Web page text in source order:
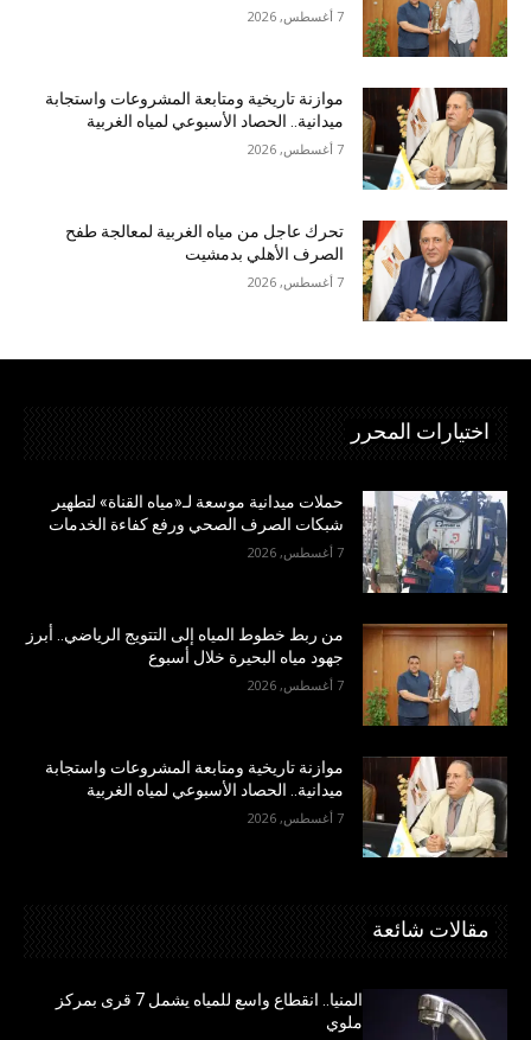
7 أغسطس, 2026
موازنة تاريخية ومتابعة المشروعات واستجابة
ميدانية.. الحصاد الأسبوعي لمياه الغربية
7 أغسطس, 2026
تحرك عاجل من مياه الغربية لمعالجة طفح
الصرف الأهلي بدمشيت
7 أغسطس, 2026
اختيارات المحرر
حملات ميدانية موسعة لـ«مياه القناة» لتطهير
شبكات الصرف الصحي ورفع كفاءة الخدمات
7 أغسطس, 2026
من ربط خطوط المياه إلى التتويج الرياضي.. أبرز
جهود مياه البحيرة خلال أسبوع
7 أغسطس, 2026
موازنة تاريخية ومتابعة المشروعات واستجابة
ميدانية.. الحصاد الأسبوعي لمياه الغربية
7 أغسطس, 2026
مقالات شائعة
المنيا.. انقطاع واسع للمياه يشمل 7 قرى بمركز
ملوي